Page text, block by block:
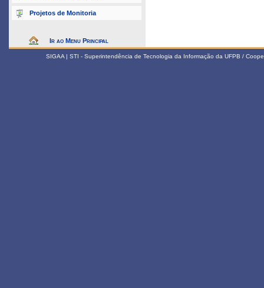
Projetos de Monitoria
Ir ao Menu Principal
SIGAA | STI - Superintendência de Tecnologia da Informação da UFPB /